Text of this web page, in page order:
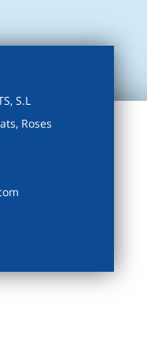
S.L
Roses